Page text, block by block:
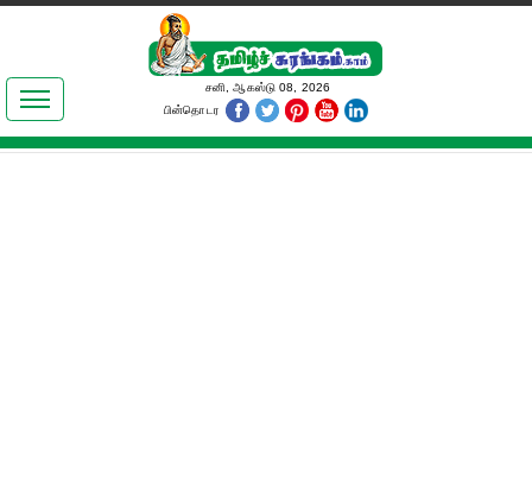
இலக்கியங்கள்
தமிழ் உலகம்
சனி, ஆகஸ்டு 08, 2026
பின்தொடர